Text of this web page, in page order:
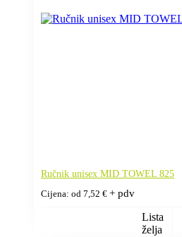
Ručnik unisex MID TOWEL 825
Cijena: od 7,52 € + pdv
Lista
želja